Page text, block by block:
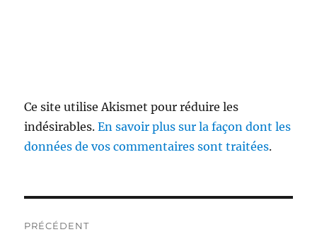
Ce site utilise Akismet pour réduire les
indésirables.En savoir plus sur la façon dont les
données de vos commentaires sont traitées.
PRÉCÉDENT